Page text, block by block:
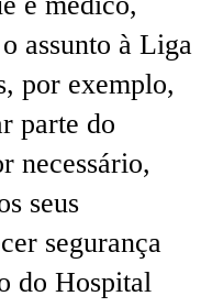
assunto à Liga
por exemplo,
parte do
necessário,
seus
segurança
do Hospital